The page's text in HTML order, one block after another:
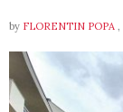
by FLORENTIN POPA ,